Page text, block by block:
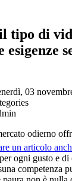
tipo di
03
un articolo
odierno
ogni gusto e di
competenza